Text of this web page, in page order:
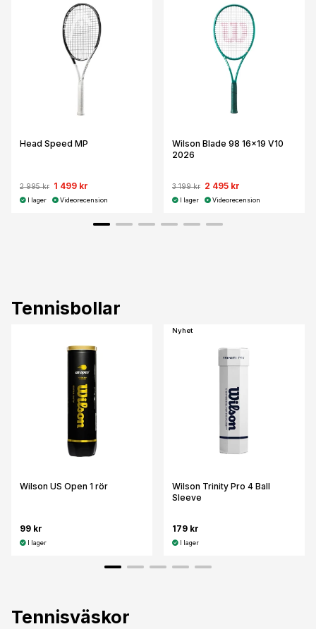
Head Speed MP
2 995 kr 1 499 kr
I lager Videorecension
Wilson Blade 98 16x19 V10
2026
3 199 kr 2 495 kr
I lager Videorecension
Tennisbollar
Wilson US Open 1 rör
99 kr
I lager
Nyhet
Wilson Trinity Pro 4 Ball
Sleeve
179 kr
I lager
Tennisväskor